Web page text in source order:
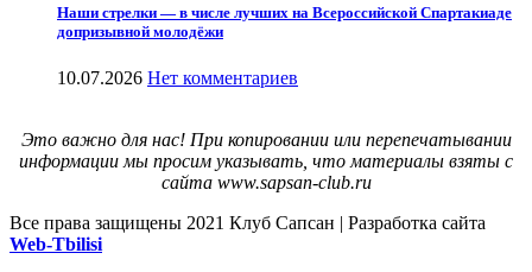
Наши стрелки — в числе лучших на Всероссийской Спартакиаде
допризывной молодёжи
10.07.2026 Нет комментариев
Это важно для нас! При копировании или перепечатывании
информации мы просим указывать, что материалы взяты с
сайта www.sapsan-club.ru
Все права защищены 2021 Клуб Сапсан | Разработка сайта
Web-Tbilisi